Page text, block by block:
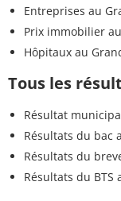
Entreprises au
Prix immobilier
Hôpitaux au
Tous les
Résultat
Résultats du bac
Résultats du
Résultats du BTS